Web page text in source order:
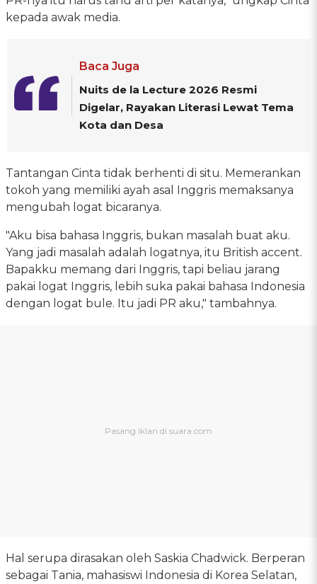
kepada awak media.
Baca Juga
Nuits de la Lecture 2026 Resmi
Digelar, Rayakan Literasi Lewat Tema
Kota dan Desa
Tantangan Cinta tidak berhenti di situ. Memerankan
tokoh yang memiliki ayah asal Inggris memaksanya
mengubah logat bicaranya.
"Aku bisa bahasa Inggris, bukan masalah buat aku.
Yang jadi masalah adalah logatnya, itu British accent.
Bapakku memang dari Inggris, tapi beliau jarang
pakai logat Inggris, lebih suka pakai bahasa Indonesia
dengan logat bule. Itu jadi PR aku," tambahnya.
Hal serupa dirasakan oleh Saskia Chadwick. Berperan
sebagai Tania, mahasiswi Indonesia di Korea Selatan,